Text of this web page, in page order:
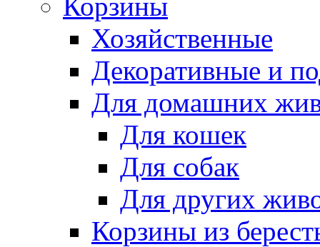
Хозяйственные
Декоративные и
Для домашних
Для кошек
Для собак
Для других
Корзины из